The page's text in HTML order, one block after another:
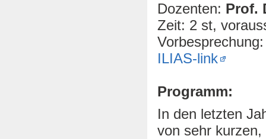
Dozenten: Prof.
Zeit: 2 st,
ILIAS-link
Programm:
In den letzten
von sehr